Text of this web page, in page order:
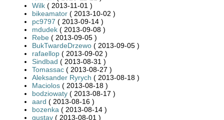
Wilk ( 2013-11-01 )
bikeamator ( 2013-10-02 )
pc9797 ( 2013-09-14 )
mdudek ( 2013-09-08 )
Rebe ( 2013-09-05 )
BukTwardeDrzewo ( 2013-09-05 )
rafaellop ( 2013-09-02 )
Sindbad ( 2013-08-31 )
Tomassac ( 2013-08-27 )
Aleksander Ryrych ( 2013-08-18 )
Maciolos ( 2013-08-18 )
bodziowaty ( 2013-08-17 )
aard ( 2013-08-16 )
bozenka ( 2013-08-14 )
gustav ( 2013-08-01 )